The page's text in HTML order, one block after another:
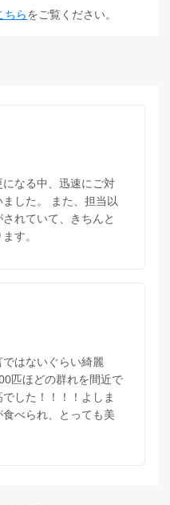
ちらをご覧ください。
なる中、迅速にご対
した。 また、担当以
れていて、きちんと
す。
はないぐらい綺麗
匹ほどの群れを間近で
した！！！！よしま
べられ、とっても美